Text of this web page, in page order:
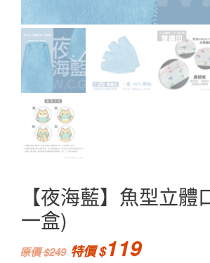
【夜海藍】魚型立體
一盒)
249 119